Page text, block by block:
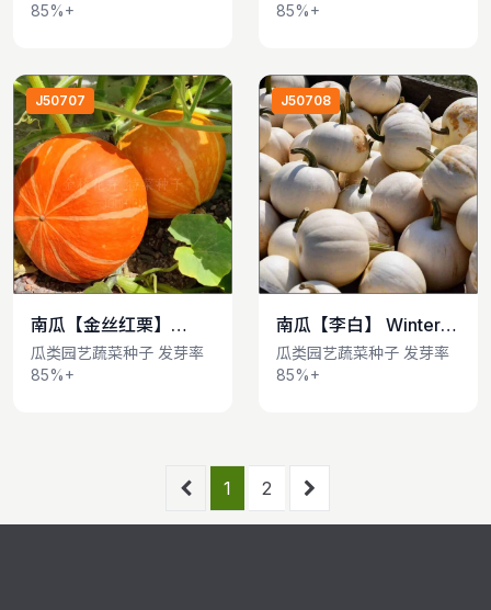
85%+
85%+
J50707
查看详情
南瓜【金丝红栗】
Winter Squash
瓜类园艺蔬菜种子 发芽率
85%+
J50708
查看详情
南瓜【李白】 Winter
Squash
瓜类园艺蔬菜种子 发芽率
85%+
1 2